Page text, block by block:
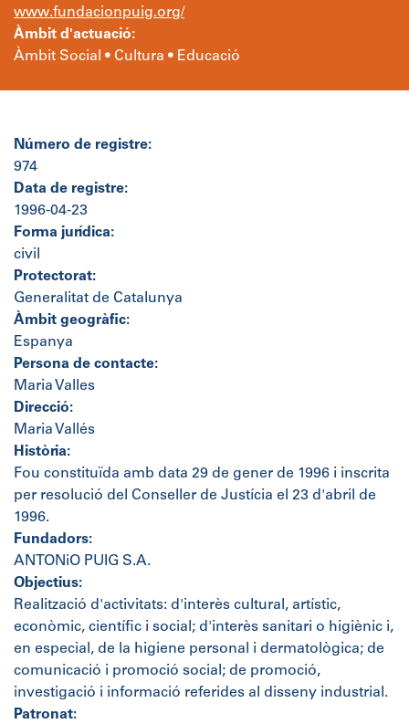
www.fundacionpuig.org/
Àmbit d'actuació:
Àmbit Social • Cultura • Educació
Número de registre:
974
Data de registre:
1996-04-23
Forma jurídica:
civil
Protectorat:
Generalitat de Catalunya
Àmbit geogràfic:
Espanya
Persona de contacte:
Maria Valles
Direcció:
Maria Vallés
Història:
Fou constituïda amb data 29 de gener de 1996 i inscrita
per resolució del Conseller de Justícia el 23 d'abril de
1996.
Fundadors:
ANTONiO PUIG S.A.
Objectius:
Realització d'activitats: d'interès cultural, artístic,
econòmic, científic i social; d'interès sanitari o higiènic i,
en especial, de la higiene personal i dermatològica; de
comunicació i promoció social; de promoció,
investigació i informació referides al disseny industrial.
Patronat: